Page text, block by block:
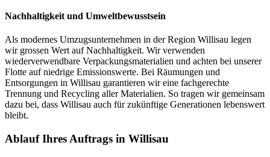
Nachhaltigkeit und Umweltbewusstsein
Als modernes Umzugsunternehmen in der Region Willisau legen
wir grossen Wert auf Nachhaltigkeit. Wir verwenden
wiederverwendbare Verpackungsmaterialien und achten bei unserer
Flotte auf niedrige Emissionswerte. Bei Räumungen und
Entsorgungen in Willisau garantieren wir eine fachgerechte
Trennung und Recycling aller Materialien. So tragen wir gemeinsam
dazu bei, dass Willisau auch für zukünftige Generationen lebenswert
bleibt.
Ablauf Ihres Auftrags in Willisau